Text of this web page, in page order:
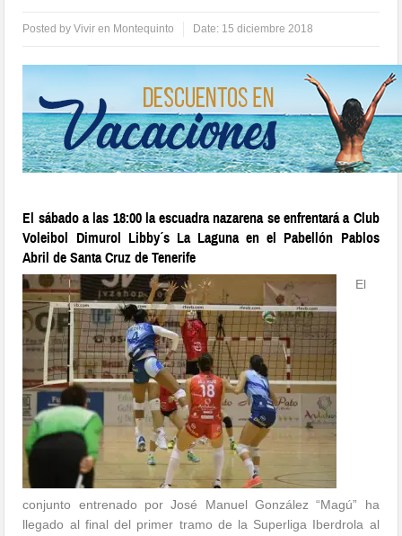
Posted byVivir en Montequinto Date: 15 diciembre 2018
El sábado a las 18:00 la escuadra nazarena se enfrentará a Club
Voleibol Dimurol Libby´s La Laguna en el Pabellón Pablos
Abril de Santa Cruz de Tenerife
El
conjunto entrenado por José Manuel González “Magú” ha
llegado al final del primer tramo de la Superliga Iberdrola al